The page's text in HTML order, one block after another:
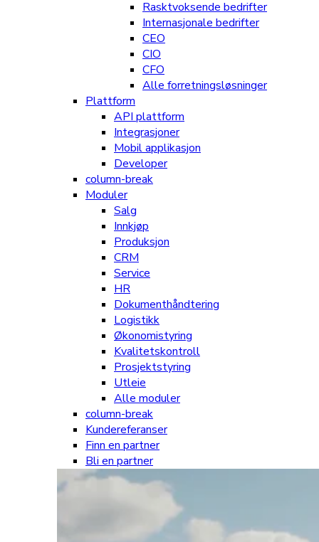
Rasktvoksende bedrifter
Internasjonale bedrifter
CEO
CIO
CFO
Alle forretningsløsninger
Plattform
API plattform
Integrasjoner
Mobil applikasjon
Developer
column-break
Moduler
Salg
Innkjøp
Produksjon
CRM
Service
HR
Dokumenthåndtering
Logistikk
Økonomistyring
Kvalitetskontroll
Prosjektstyring
Utleie
Alle moduler
column-break
Kundereferanser
Finn en partner
Bli en partner